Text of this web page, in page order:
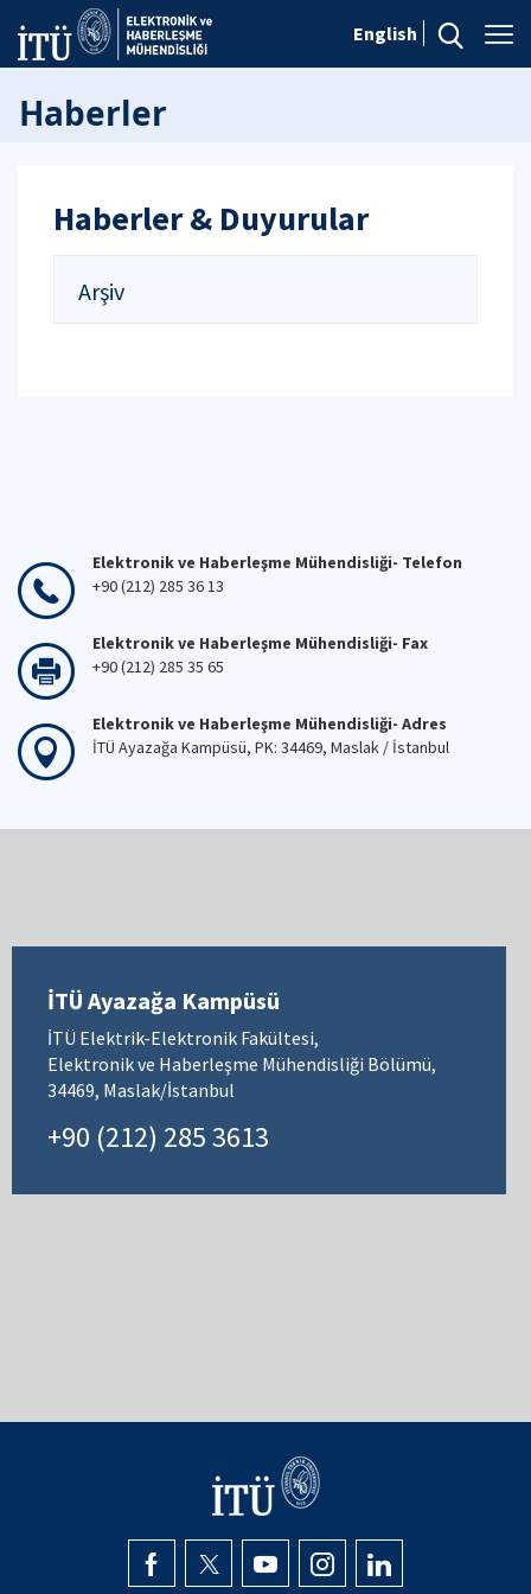
English
Haberler
Haberler & Duyurular
Arşiv
Elektronik ve Haberleşme Mühendisliği- Telefon
+90 (212) 285 36 13
Elektronik ve Haberleşme Mühendisliği- Fax
+90 (212) 285 35 65
Elektronik ve Haberleşme Mühendisliği- Adres
İTÜ Ayazağa Kampüsü, PK: 34469, Maslak / İstanbul
İTÜ Ayazağa Kampüsü
İTÜ Elektrik-Elektronik Fakültesi,
Elektronik ve Haberleşme Mühendisliği Bölümü,
34469, Maslak/İstanbul
+90 (212) 285 3613